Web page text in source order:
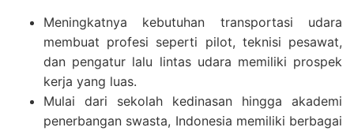
Meningkatnya kebutuhan transportasi udara
membuat profesi seperti pilot, teknisi pesawat,
dan pengatur lalu lintas udara memiliki prospek
kerja yang luas.
Mulai dari sekolah kedinasan hingga akademi
penerbangan swasta, Indonesia memiliki berbagai